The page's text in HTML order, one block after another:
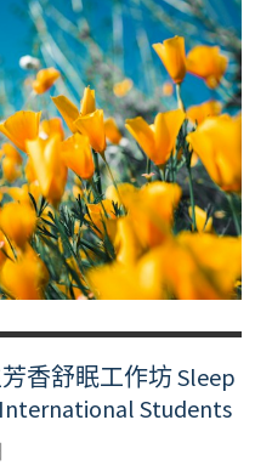
香舒眠工作坊 Sleep
Students